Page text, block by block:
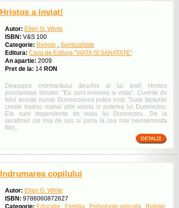
Hristos a inviat!
Autor: Ellen G. White
ISBN: V&S 100
Categorie: Religie , Spiritualitate
Editura: Casa de Editura "VIATA SI SANATATE"
An apartie: 2009
Pret de la: 14 RON
Deasupra mormantului deschis al lui Iosif, Hristos
proclamase biruitor: "Eu sunt invierea si viata". Cuvinte de
felul acesta numai Dumnezeirea putea rosti. Toate fapturile
create traiesc numai prin vointa si puterea lui Dumnezeu.
Ele sunt dependente de viata lui Dumnezeu. De la
serafimul cel mai de sus si pana la cea mai neinsemnata
fiint...
Indrumarea copilului
Autor: Ellen G. White
ISBN: 9786060872627
Categorie: Educatie , Familia , Psihologie aplicata , Religie